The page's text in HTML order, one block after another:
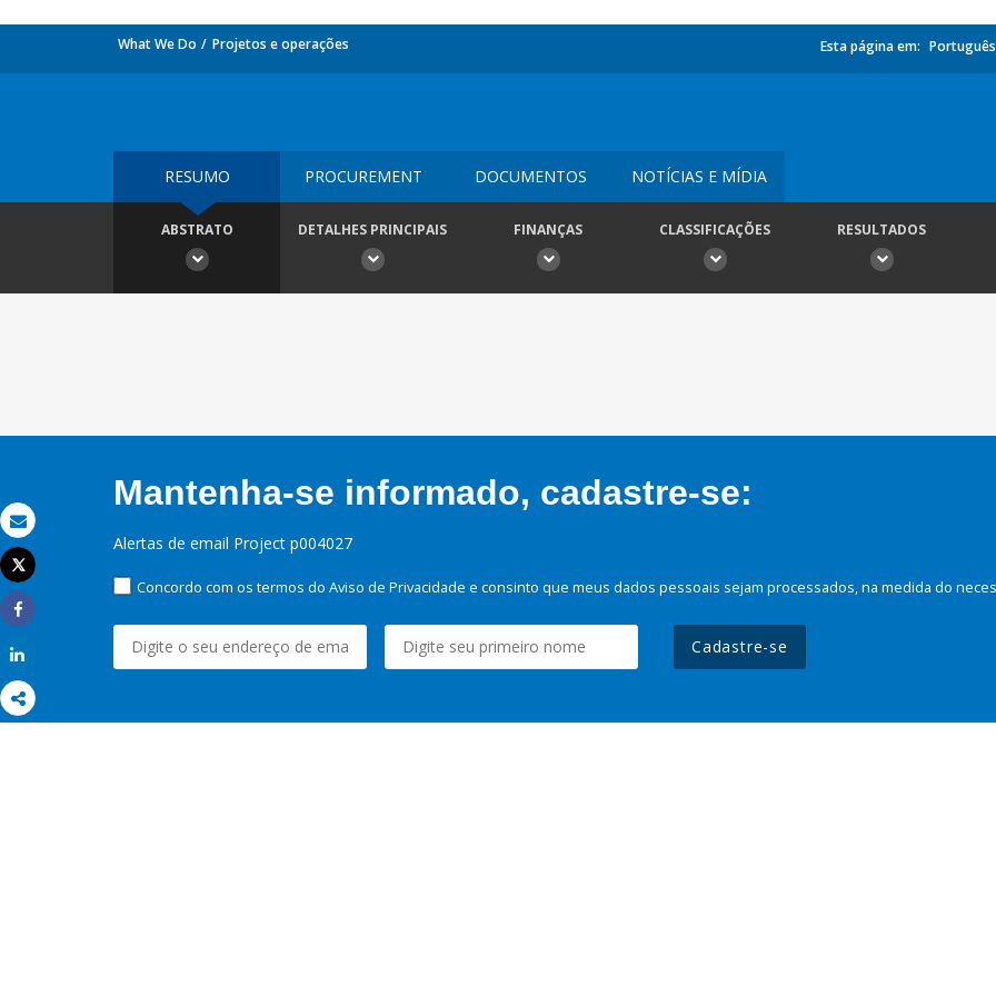
Email
Imprimir
Tweet
Share
What We Do Projetos e operações Esta página em: Português
RESUMO PROCUREMENT DOCUMENTOS NOTÍCIAS E MÍDIA
ABSTRATO DETALHES PRINCIPAIS FINANÇAS CLASSIFICAÇÕES RESULTADOS
Mantenha-se informado, cadastre-se:
Alertas de email Project p004027
Concordo com os termos do Aviso de Privacidade e consinto que meus dados pessoais sejam processados, na medida do
Cadastre-se